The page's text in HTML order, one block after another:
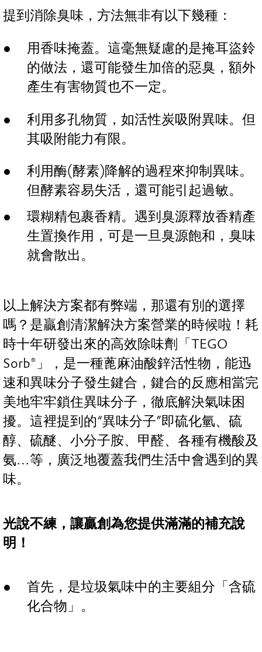
提到消除臭味，方法無非有以下幾種：
用香味掩蓋。這毫無疑慮的是掩耳盜鈴
的做法，還可能發生加倍的惡臭，額外
產生有害物質也不一定。
利用多孔物質，如活性炭吸附異味。但
其吸附能力有限。
利用酶(酵素)降解的過程來抑制異味。
但酵素容易失活，還可能引起過敏。
環糊精包裹香精。遇到臭源釋放香精產
生置換作用，可是一旦臭源飽和，臭味
就會散出。
以上解決方案都有弊端，那還有別的選擇
嗎？是贏創清潔解決方案營業的時候啦！耗
時十年研發出來的高效除味劑「TEGO
Sorb®」，是一種蓖麻油酸鋅活性物，能迅
速和異味分子發生鍵合，鍵合的反應相當完
美地牢牢鎖住異味分子，徹底解決氣味困
擾。這裡提到的“異味分子”即硫化氫、硫
醇、硫醚、小分子胺、甲醛、各種有機酸及
氨…等，廣泛地覆蓋我們生活中會遇到的異
味。
光說不練，讓贏創為您提供滿滿的補充說
明！
首先，是垃圾氣味中的主要組分「含硫
化合物」。